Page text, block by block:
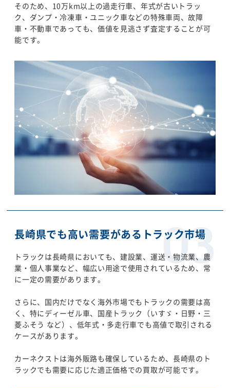
そのため、10万km以上の過走行車、年式が古いトラッ
ク、ダンプ・冷凍車・ユニック車などの特殊車両、故障
車・不動車であっても、価値を見逃さず査定することが可
能です。
長崎県でも高い需要があるトラック市場
トラックは長崎県においても、建設業、運送・物流業、農
業・個人事業など、幅広い用途で使用されているため、常
に一定の需要があります。
さらに、国内だけでなく海外市場でもトラックの需要は高
く、特にディーゼル車、国産トラック（いすゞ・日野・三
菱ふそう など）、低年式・多走行車でも高値で取引される
ケースがあります。
カーネクストは海外販路も確保しているため、長崎県のト
ラックでも需要に応じた適正価格での買取が可能です。